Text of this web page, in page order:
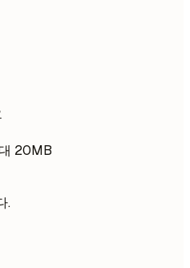
대 20MB
.